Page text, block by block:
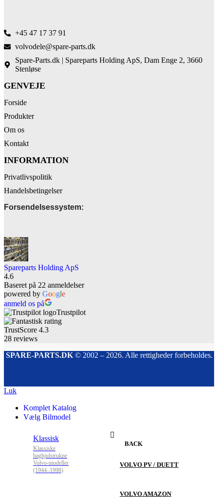
+45 47 17 37 91
volvodele@spare-parts.dk
Spare-Parts.dk | Spareparts Holding ApS, Dam Enge 2, 3660
Stenløse
GENVEJE
Forside
Produkter
Om os
Kontakt
INFORMATION
Privatlivspolitik
Handelsbetingelser
Forsendelsessystem:
Spareparts Holding ApS
4.6
Baseret på 22 anmeldelser
powered by Google
anmeld os på
Trustpilot
TrustScore 4.3
28 reviews
SPARE-PARTS.DK© 2002 – 2026. Alle rettigheder forbeholdes.
Luk
Komplet Katalog
Vælg Bilmodel
Klassisk
Klassiske
baghjulstrukne
Volvo-modeller
(1944–1998)
BACK
VOLVO PV / DUETT
VOLVO AMAZON